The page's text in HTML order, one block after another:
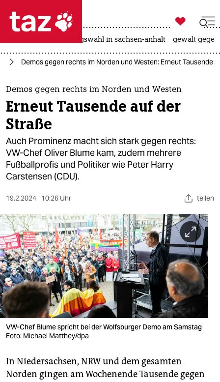
 taz zahl ich
taz zahl ich
themen
politik
öko
gesellschaft
kultur
sport
berlin
nord
wahrheit
verlag
verlag
veranstaltungen
fragen & hilfe

taz zahl ich
landtagswahl in sachsen-anhalt gewalt
Demos gegen rechts im Norden und Westen: Erneut Tausende
Demos gegen rechts im Norden und Westen
Erneut Tausende auf der
Straße
Auch Prominenz macht sich stark gegen rechts:
VW-Chef Oliver Blume kam, zudem mehrere
Fußballprofis und Politiker wie Peter Harry
Carstensen (CDU).
19.2.2024 10:26 Uhr teilen
VW-Chef Blume spricht bei der Wolfsburger Demo am Samstag
Foto: Michael Matthey/dpa
In Niedersachsen, NRW und dem gesamten
Norden gingen am Wochenende Tausende gegen